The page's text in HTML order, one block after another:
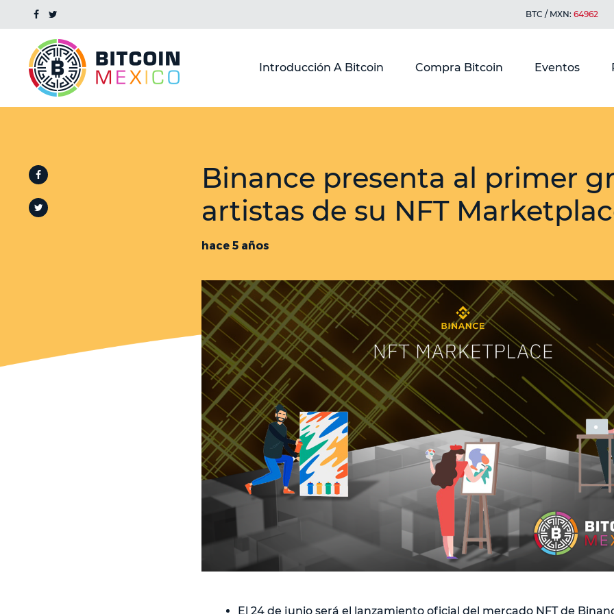
BTC / MXN: 64962
Introducción A Bitcoin Compra Bitcoin Eventos
Binance presenta al primer
artistas de su NFT
hace 5 años
El 24 de junio será el lanzamiento oficial del mercado NFT de